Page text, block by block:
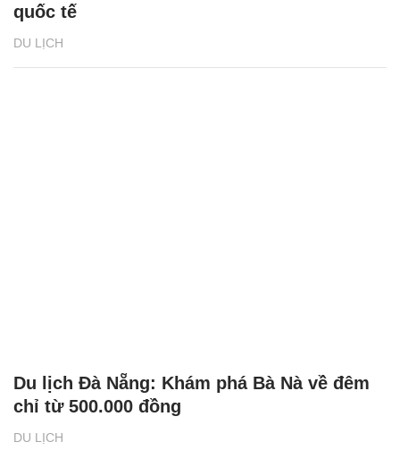
DU LỊCH
quốc tế
DU LỊCH
Du lịch Đà Nẵng: Khám phá Bà Nà về đêm
chỉ từ 500.000 đồng